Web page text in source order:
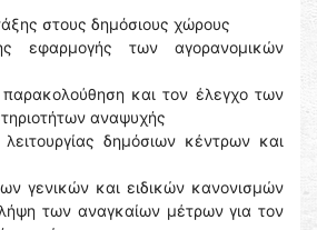
στους δημόσιους χώρους
εφαρμογής των αγορανομικών
και τον έλεγχο των
αναψυχής
δημόσιων κέντρων και
γενικών και ειδικών κανονισμών
των αναγκαίων μέτρων για τον